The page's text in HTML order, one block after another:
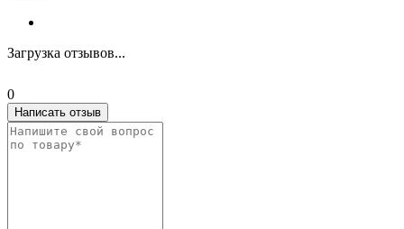
Загрузка отзывов...
0
Написать отзыв